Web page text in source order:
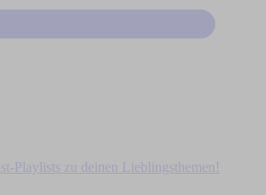
Playlists zu deinen Lieblingsthemen!